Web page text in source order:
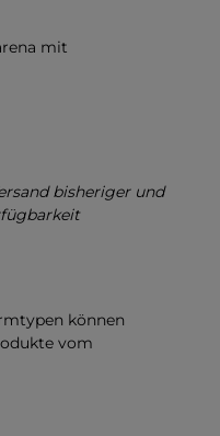
mit
bisheriger und
können
vom